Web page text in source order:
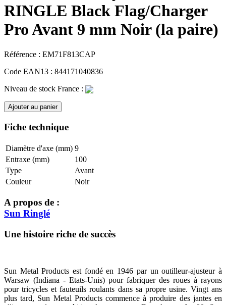
RINGLE Black Flag/Charger
Pro Avant 9 mm Noir (la paire)
Référence : EM71F813CAP
Code EAN13 : 844171040836
Niveau de stock France :
Ajouter au panier
Fiche technique
Diamètre d'axe (mm) 9
Entraxe (mm)
100
Type
Avant
Couleur
Noir
A propos de :
Sun Ringlé
Une histoire riche de succès
Sun Metal Products est fondé en 1946 par un outilleur-ajusteur à
Warsaw (Indiana - Etats-Unis) pour fabriquer des roues à rayons
pour tricycles et fauteuils roulants dans sa propre usine. Vingt ans
plus tard, Sun Metal Products commence à produire des jantes en